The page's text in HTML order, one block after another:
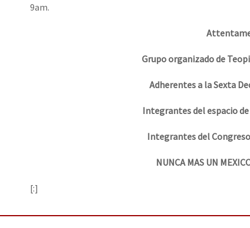
9am.
Grupo organizado de
Adherentes a la Sexta
Integrantes del espacio
Integrantes del
NUNCA MAS UN
[:]